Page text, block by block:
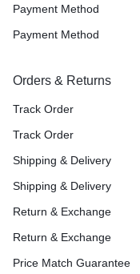
Payment Method
Payment Method
Orders & Returns
Track Order
Track Order
Shipping & Delivery
Shipping & Delivery
Return & Exchange
Return & Exchange
Price Match Guarantee